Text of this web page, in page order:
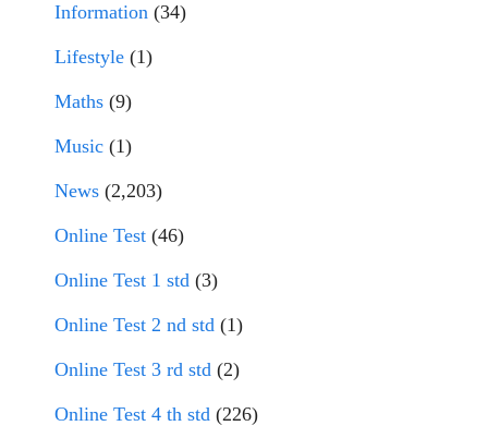
Information (34)
Lifestyle (1)
Maths (9)
Music (1)
News (2,203)
Online Test (46)
Online Test 1 std (3)
Online Test 2 nd std (1)
Online Test 3 rd std (2)
Online Test 4 th std (226)